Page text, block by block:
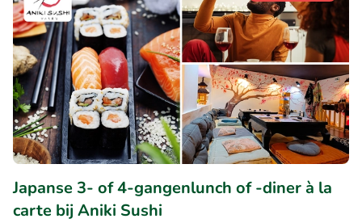
Japanse 3- of 4-gangenlunch of -diner à la
carte bij Aniki Sushi